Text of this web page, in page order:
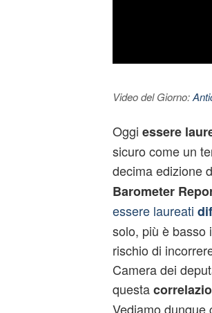
Video del Giorno:
Oggi essere
sicuro come un
decima edizione
Barometer
essere laureati
solo, più è basso
rischio di
Camera dei
questa
Vediamo dunque